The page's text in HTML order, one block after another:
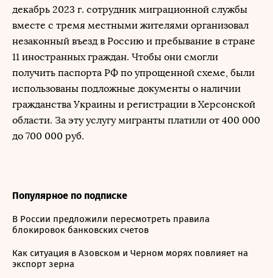
декабрь 2023 г. сотрудник миграционной службы
вместе с тремя местными жителями организовал
незаконный въезд в Россию и пребывание в стране
11 иностранных граждан. Чтобы они смогли
получить паспорта РФ по упрощенной схеме, были
использованы подложные документы о наличии
гражданства Украины и регистрации в Херсонской
области. За эту услугу мигранты платили от 400 000
до 700 000 руб.
Популярное по подписке
В России предложили пересмотреть правила
блокировок банковских счетов
Как ситуация в Азовском и Черном морях повлияет на
экспорт зерна